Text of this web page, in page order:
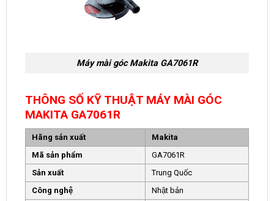
Máy mài góc Makita GA7061R
THÔNG SỐ KỸ THUẬT MÁY MÀI GÓC
MAKITA GA7061R
Hãng sản xuất
Makita
Mã sản phẩm
GA7061R
Sản xuất
Trung Quốc
Công nghệ
Nhật bản